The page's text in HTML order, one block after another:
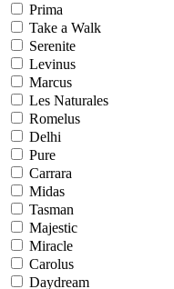
Prima
Take a Walk
Serenite
Levinus
Marcus
Les Naturales
Romelus
Delhi
Pure
Carrara
Midas
Tasman
Majestic
Miracle
Carolus
Daydream